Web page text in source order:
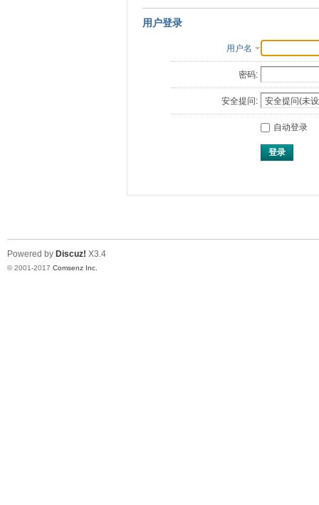
用户登录
用户名
密码:
安全提问:
自动登录
登录
Powered by Discuz! X3.4
© 2001-2017 Comsenz Inc.